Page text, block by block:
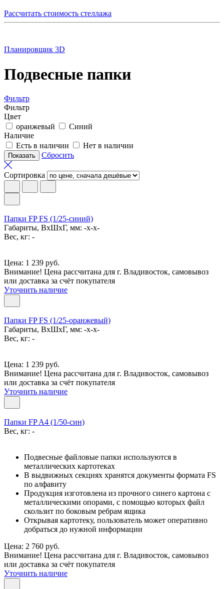
Рассчитать стоимость стеллажа
Планировщик 3D
Подвесные папки
Фильтр
Фильтр
Цвет
оранжевый
Синий
Наличие
Есть в наличии
Нет в наличии
Сбросить
Сортировка
Папки FP FS (1/25-синий)
Габариты, ВxШxГ, мм: -x-x-
Вес, кг: -
Цена: 1 239 руб.
Внимание! Цена рассчитана для г. Владивосток, самовывоз
или доставка за счёт покупателя
Уточнить наличие
Папки FP FS (1/25-оранжевый)
Габариты, ВxШxГ, мм: -x-x-
Вес, кг: -
Цена: 1 239 руб.
Внимание! Цена рассчитана для г. Владивосток, самовывоз
или доставка за счёт покупателя
Уточнить наличие
Папки FP A4 (1/50-син)
Вес, кг: -
Подвесные файловые папки используются в
металлических картотеках
В выдвижных секциях хранятся документы формата FS
по алфавиту
Продукция изготовлена из прочного синего картона с
металлическими опорами, с помощью которых файл
скользит по боковым ребрам ящика
Открывая картотеку, пользователь может оперативно
добраться до нужной информации
Цена: 2 760 руб.
Внимание! Цена рассчитана для г. Владивосток, самовывоз
или доставка за счёт покупателя
Уточнить наличие